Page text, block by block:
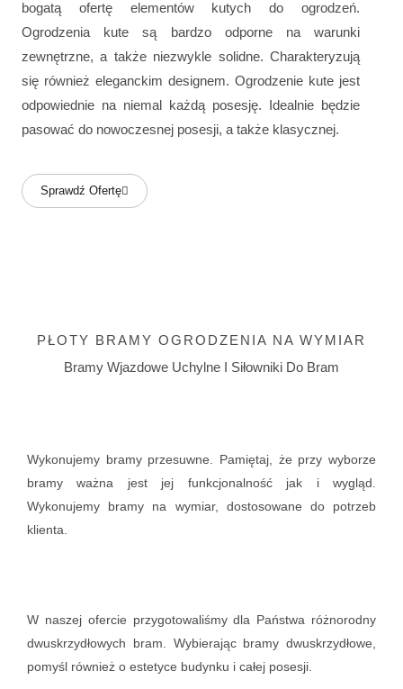
bogatą ofertę elementów kutych do ogrodzeń.
Ogrodzenia kute są bardzo odporne na warunki
zewnętrzne, a także niezwykle solidne. Charakteryzują
się również eleganckim designem. Ogrodzenie kute jest
odpowiednie na niemal każdą posesję. Idealnie będzie
pasować do nowoczesnej posesji, a także klasycznej.
Sprawdź Ofertę
PŁOTY BRAMY OGRODZENIA NA WYMIAR
Bramy Wjazdowe Uchylne I Siłowniki Do Bram
Wykonujemy bramy przesuwne. Pamiętaj, że przy wyborze
bramy ważna jest jej funkcjonalność jak i wygląd.
Wykonujemy bramy na wymiar, dostosowane do potrzeb
klienta.
W naszej ofercie przygotowaliśmy dla Państwa różnorodny
dwuskrzydłowych bram. Wybierając bramy dwuskrzydłowe,
pomyśl również o estetyce budynku i całej posesji.